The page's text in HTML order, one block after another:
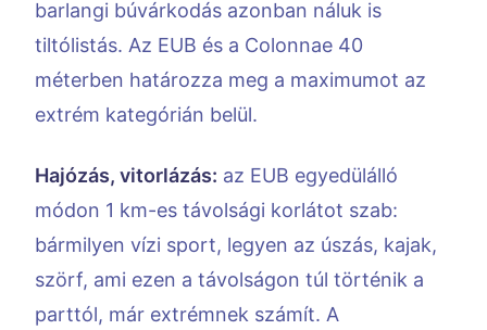
barlangi búvárkodás azonban náluk is
tiltólistás. Az EUB és a Colonnae 40
méterben határozza meg a maximumot az
extrém kategórián belül.
Hajózás, vitorlázás: az EUB egyedülálló
módon 1 km-es távolsági korlátot szab:
bármilyen vízi sport, legyen az úszás, kajak,
szörf, ami ezen a távolságon túl történik a
parttól, már extrémnek számít. A